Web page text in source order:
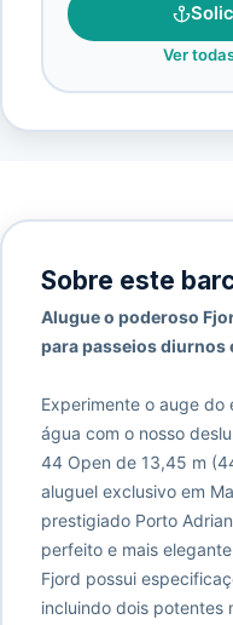
Ver
Sobre este
Alugue o poderoso
para passeios diurnos
Experimente o auge do
água com o nosso
44 Open de 13,45 m
aluguel exclusivo em
prestigiado Porto
perfeito e mais
Fjord possui
incluindo dois potentes